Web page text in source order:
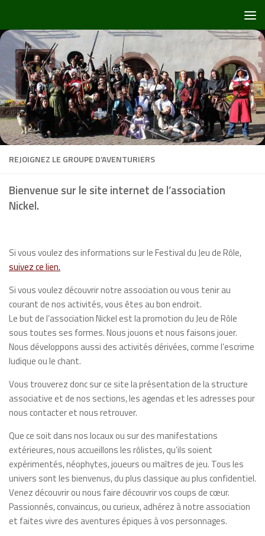
REJOIGNEZ LE GROUPE D’AVENTURIERS
Bienvenue sur le site internet de l’association
Nickel.
Si vous voulez des informations sur le Festival du Jeu de Rôle,
suivez ce lien.
Si vous voulez découvrir notre association ou vous tenir au
courant de nos activités, vous êtes au bon endroit.
Le but de l’association Nickel est la promotion du Jeu de Rôle
sous toutes ses formes. Nous jouons et nous faisons jouer.
Nous développons aussi des activités dérivées, comme l’escrime
ludique ou le chant.
Vous trouverez donc sur ce site la présentation de la structure
associative et de nos sections, les agendas et les adresses pour
nous contacter et nous retrouver.
Que ce soit dans nos locaux ou sur des manifestations
extérieures, nous accueillons les rôlistes, qu’ils soient
expérimentés, néophytes, joueurs ou maîtres de jeu. Tous les
univers sont les bienvenus, du plus classique au plus confidentiel.
Venez découvrir ou nous faire découvrir vos coups de cœur.
Passionnés, convaincus, ou curieux, adhérez à notre association
et faites vivre des aventures épiques à vos personnages.